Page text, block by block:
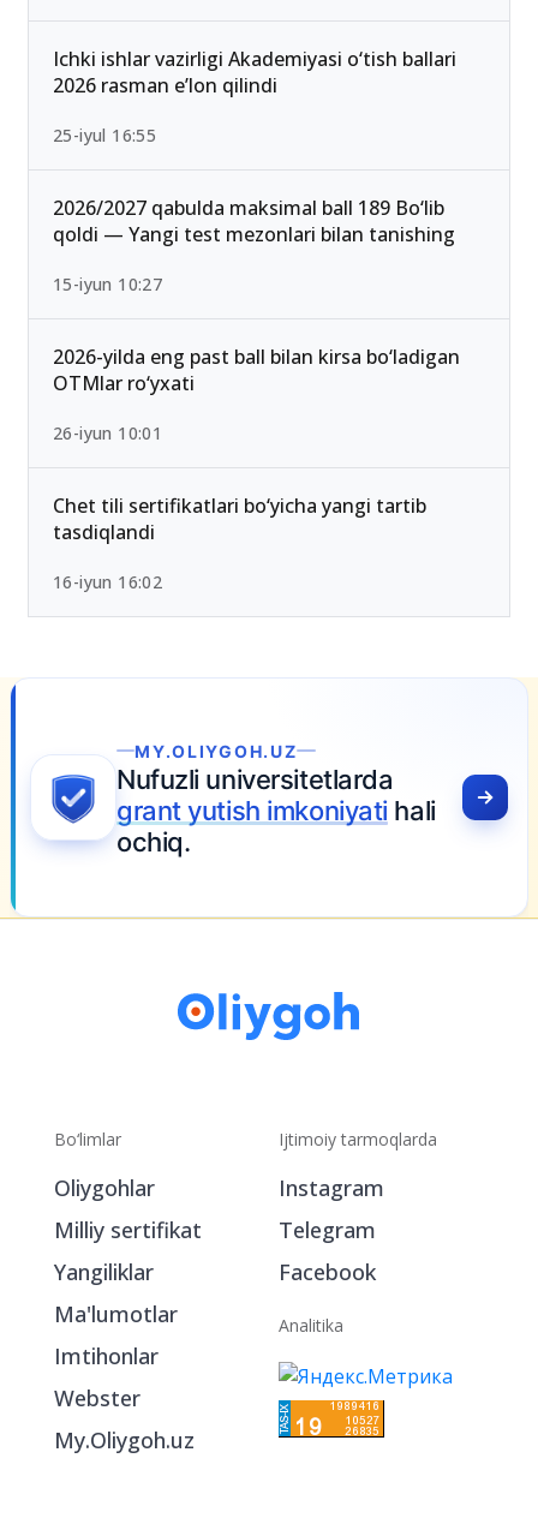
Ichki ishlar vazirligi Akademiyasi o‘tish ballari
2026 rasman e’lon qilindi
25-iyul 16:55
2026/2027 qabulda maksimal ball 189 Bo‘lib
qoldi — Yangi test mezonlari bilan tanishing
15-iyun 10:27
2026-yilda eng past ball bilan kirsa bo‘ladigan
OTMlar ro‘yxati
26-iyun 10:01
Chet tili sertifikatlari bo‘yicha yangi tartib
tasdiqlandi
16-iyun 16:02
hali
Bo‘limlar
Oliygohlar
Imtihonlar
Ijtimoiy tarmoqlarda
Telegram
Facebook
Analitika